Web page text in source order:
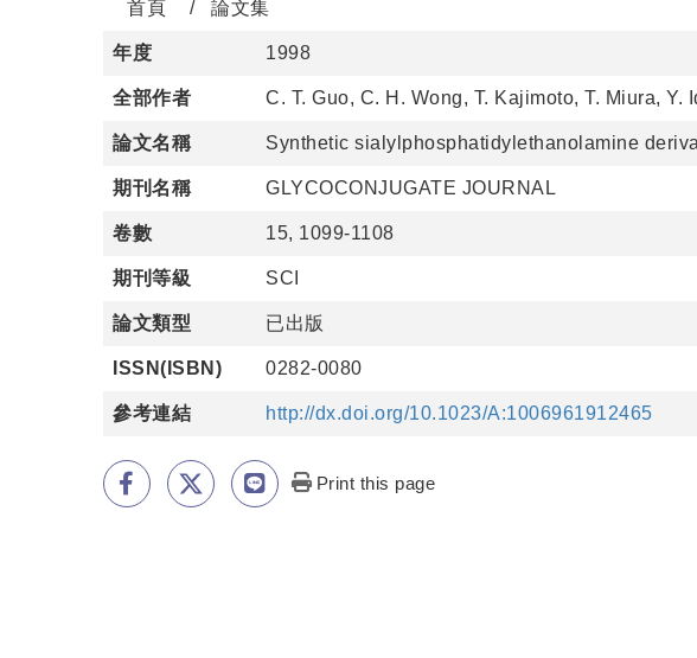
首頁 論文集
年度 1998
全部作者 C. T. Guo, C. H. Wong, T. Kajimoto, T. Miura,
論文名稱 Synthetic sialylphosphatidylethanolamine
期刊名稱 GLYCOCONJUGATE JOURNAL
卷數 15, 1099-1108
期刊等級 SCI
論文類型 已出版
ISSN(ISBN) 0282-0080
參考連結 http://dx.doi.org/10.1023/A:1006961912465
Print this page